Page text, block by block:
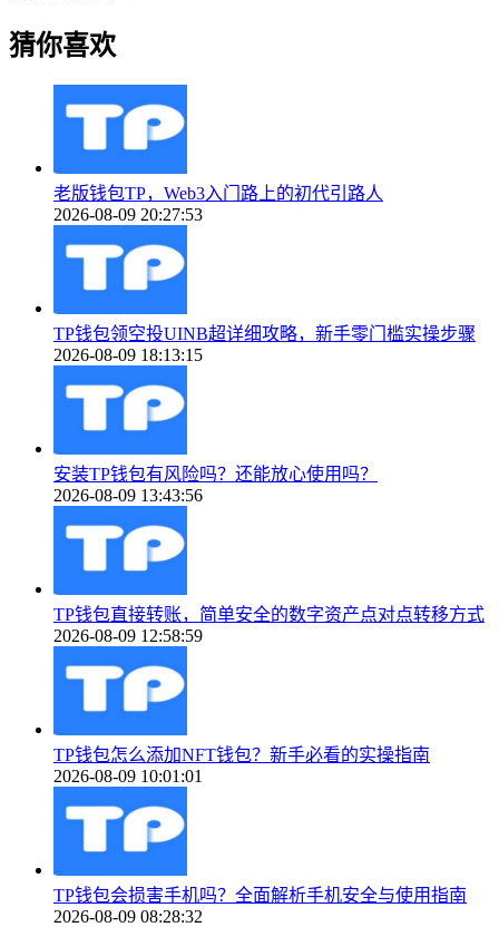
猜你喜欢
老版钱包TP，Web3入门路上的初代引路人
2026-08-09 20:27:53
TP钱包领空投UINB超详细攻略，新手零门槛实操步骤
2026-08-09 18:13:15
安装TP钱包有风险吗？还能放心使用吗？
2026-08-09 13:43:56
TP钱包直接转账，简单安全的数字资产点对点转移方式
2026-08-09 12:58:59
TP钱包怎么添加NFT钱包？新手必看的实操指南
2026-08-09 10:01:01
TP钱包会损害手机吗？全面解析手机安全与使用指南
2026-08-09 08:28:32